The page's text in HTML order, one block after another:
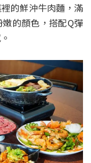
的鮮沖牛肉麵，滿
的顏色，搭配Q彈